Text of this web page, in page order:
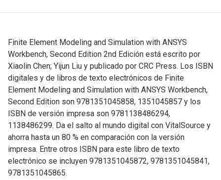
Finite Element Modeling and Simulation with ANSYS
Workbench, Second Edition 2nd Edición está escrito por
Xiaolin Chen; Yijun Liu y publicado por CRC Press. Los ISBN
digitales y de libros de texto electrónicos de Finite
Element Modeling and Simulation with ANSYS Workbench,
Second Edition son 9781351045858, 1351045857 y los
ISBN de versión impresa son 9781138486294,
1138486299. Da el salto al mundo digital con VitalSource y
ahorra hasta un 80 % en comparación con la versión
impresa. Entre otros ISBN para este libro de texto
electrónico se incluyen 9781351045872, 9781351045841,
9781351045865.